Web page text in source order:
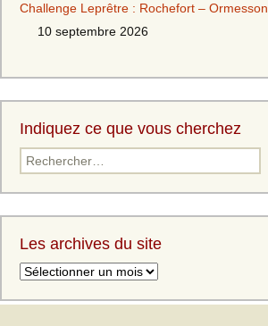
Challenge Leprêtre : Rochefort – Ormesson
10 septembre 2026
Indiquez ce que vous cherchez
Les archives du site